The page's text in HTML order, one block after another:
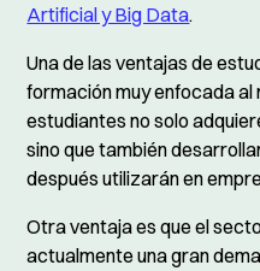
Artificial y Big Data.
Una de las ventajas de
formación muy enfocada al
estudiantes no solo
sino que también
después utilizarán en
Otra ventaja es que el
actualmente una gran